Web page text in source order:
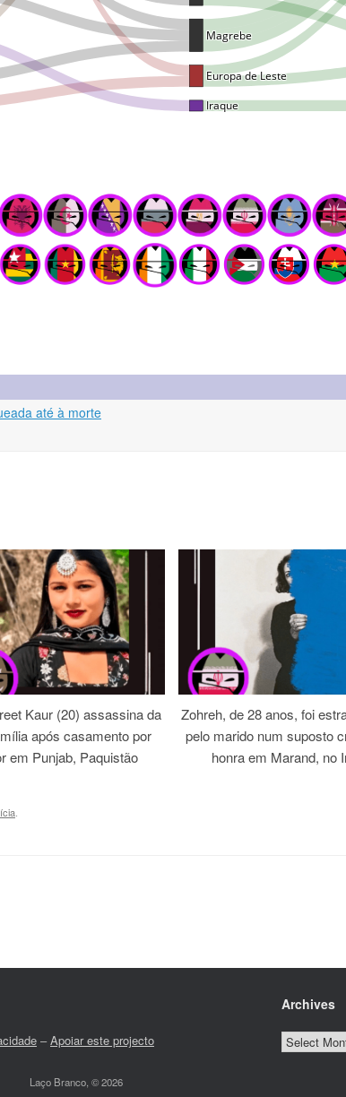
até à morte
Kaur (20) assassina da
após casamento por
em Punjab, Paquistão
Zohreh, de 28 anos, foi
pelo marido num suposto
honra em Marand, no
–Apoiar este projecto
Archives
Archives
Laço Branco, © 2026